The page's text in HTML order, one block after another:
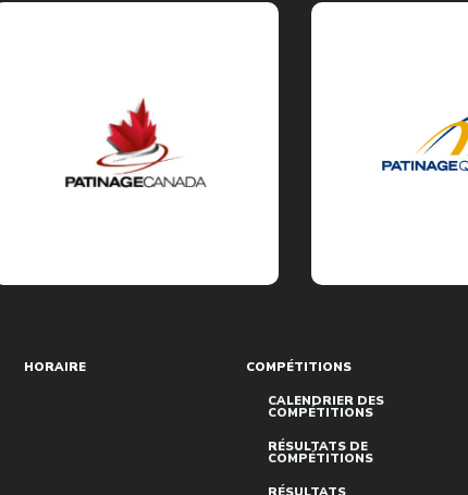
HORAIRE COMPÉTITIONS
CALENDRIER DES
COMPÉTITIONS
RÉSULTATS DE
COMPÉTITIONS